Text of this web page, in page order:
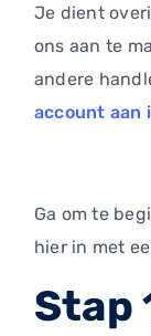
Je dient
ons aan te
andere
account aan
Ga om te
hier in met
Stap